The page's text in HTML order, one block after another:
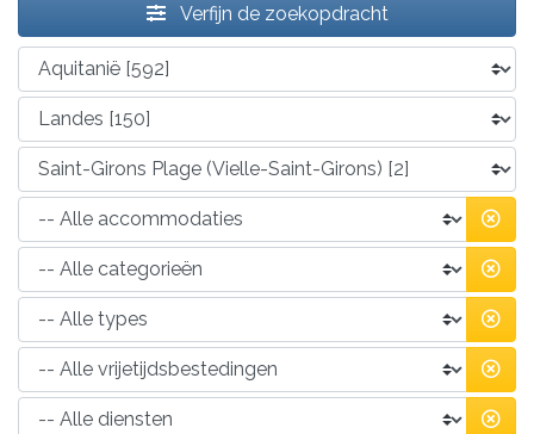
Verfijn de zoekopdracht